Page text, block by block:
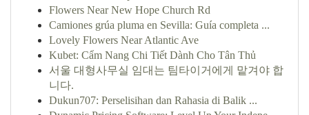
Flowers Near New Hope Church Rd
Camiones grúa pluma en Sevilla: Guía completa ...
Lovely Flowers Near Atlantic Ave
Kubet: Cẩm Nang Chi Tiết Dành Cho Tân Thủ
서울 대형사무실 임대는 팀타이거에게 맡겨야 합
니다.
Dukun707: Perselisihan dan Rahasia di Balik ...